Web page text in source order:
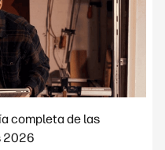
completa de las
2026